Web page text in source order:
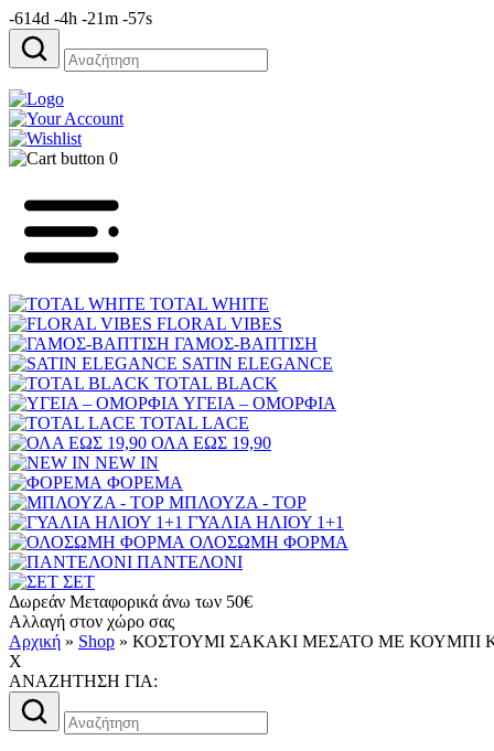
-614d -4h -21m -57s
Αναζήτηση
για:
0
TOTAL WHITE
FLORAL VIBES
ΓΑΜΟΣ-ΒΑΠΤΙΣΗ
SATIN ELEGANCE
TOTAL BLACK
ΥΓΕΙΑ – ΟΜΟΡΦΙΑ
TOTAL LACE
ΟΛΑ ΕΩΣ 19,90
NEW IN
ΦΟΡΕΜΑ
ΜΠΛΟΥΖΑ - TOP
ΓΥΑΛΙΑ ΗΛΙΟΥ 1+1
ΟΛΟΣΩΜΗ ΦΟΡΜΑ
ΠΑΝΤΕΛΟΝΙ
ΣΕΤ
Δωρεάν Μεταφορικά άνω των 50€
Αλλαγή στον χώρο σας
Αρχική » Shop » ΚΟΣΤΟΥΜΙ ΣΑΚΑΚΙ ΜΕΣΑΤΟ ΜΕ ΚΟΥΜΠΙ
X
AΝΑΖΗΤΗΣΗ ΓΙΑ:
Αναζήτηση
για: